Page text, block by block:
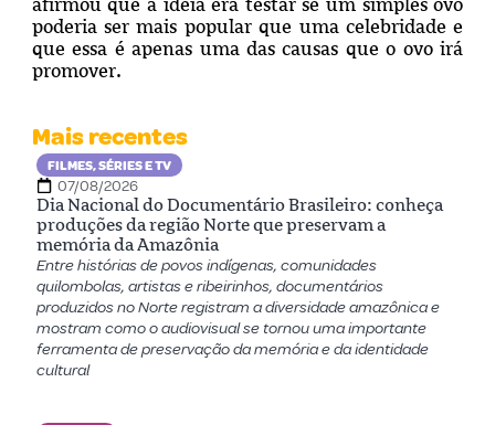
poderia ser mais popular que uma celebridade e
que essa é apenas uma das causas que o ovo irá
promover.
Mais recentes
FILMES, SÉRIES E TV
07/08/2026
Dia Nacional do Documentário Brasileiro: conheça
produções da região Norte que preservam a
memória da Amazônia
Entre histórias de povos indígenas, comunidades
quilombolas, artistas e ribeirinhos, documentários
produzidos no Norte registram a diversidade amazônica e
mostram como o audiovisual se tornou uma importante
ferramenta de preservação da memória e da identidade
cultural